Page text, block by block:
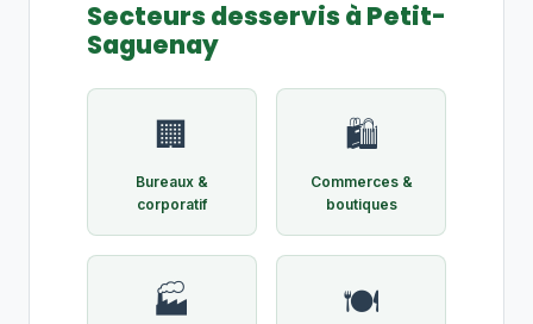
Secteurs desservis à Petit-
Saguenay
🏢
Bureaux &
corporatif
🛍️
Commerces &
boutiques
🏭 🍽️